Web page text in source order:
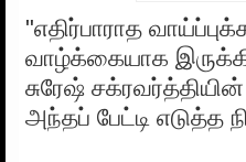
"எதிர்பாராத
வாழ்க்கையாக
சுரேஷ்
அந்தப் பேட்டி எடுத்த